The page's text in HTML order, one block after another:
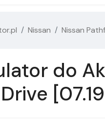
Nissan Nissan
do